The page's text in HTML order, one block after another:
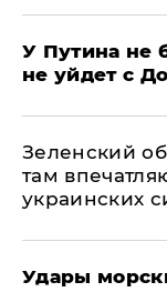
У Путина не
не уйдет с
Зеленский
там
украинских
Удары